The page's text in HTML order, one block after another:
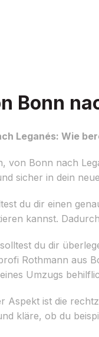
Bonn
Leganés: Wie
von Bonn nach
sicher in dein
du dir einen
kannst.
du dir
Rothmann aus
Umzugs
Aspekt ist die
kläre, ob du